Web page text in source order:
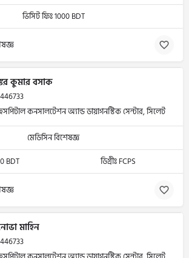
ভিসিট ফিঃ 1000 BDT
কুমার বসাক
কনসালটেশন অ্যান্ড ডায়াগনস্টিক সেন্টার, সিলেট
মেডিসিন বিশেষজ্ঞ
BDT
ডিগ্রীঃ FCPS
মাহিন